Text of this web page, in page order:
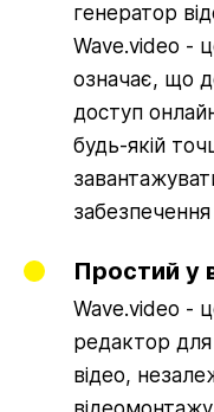
генератор
Wave.video -
означає, що
доступ
будь-якій
Простий у
Wave.video -
редактор
відео,